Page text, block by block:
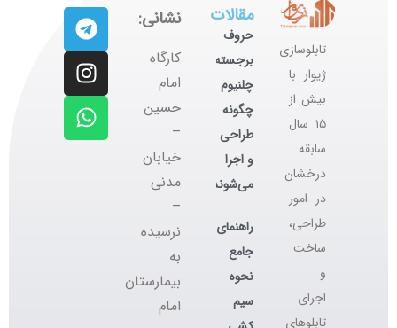
تابلوسازی
ژیوار با
بیش از
۱۵ سال
سابقه
درخشان
در امور
طراحی،
ساخت
و
اجرای
تابلوهای
مقالات
حروف
برجسته
چلنیوم
چگونه
طراحی
و اجرا
می‌شوند؟
راهنمای
جامع
نحوه
سیم
نشانی:
کارگاه
‌امام
حسین
–
خیابان
مدنی
–
نرسیده
به
بیمارستان
امام